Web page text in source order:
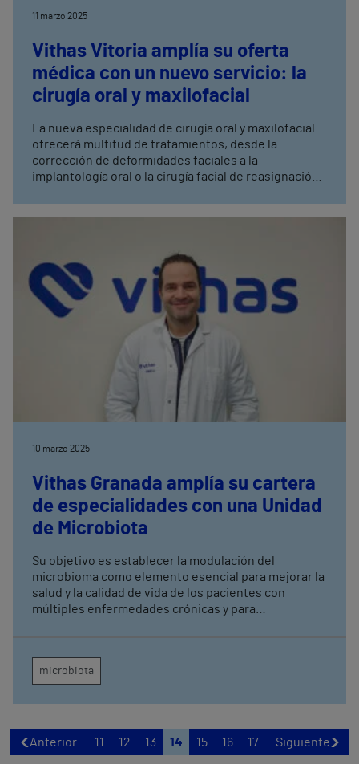
11 marzo 2025
Vithas Vitoria amplía su oferta
médica con un nuevo servicio: la
cirugía oral y maxilofacial
La nueva especialidad de cirugía oral y maxilofacial
ofrecerá multitud de tratamientos, desde la
corrección de deformidades faciales a la
implantología oral o la cirugía facial de reasignación
10 marzo 2025
Vithas Granada amplía su cartera
de especialidades con una Unidad
de Microbiota
Su objetivo es establecer la modulación del
microbioma como elemento esencial para mejorar la
salud y la calidad de vida de los pacientes con
múltiples enfermedades crónicas y para
microbiota
Anterior 11 12 13 14 15 16 17 Siguiente